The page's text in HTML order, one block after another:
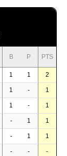
B P PTS
1 1 2
1 - 1
1 - 1
- 1 1
- 1 1
- - -